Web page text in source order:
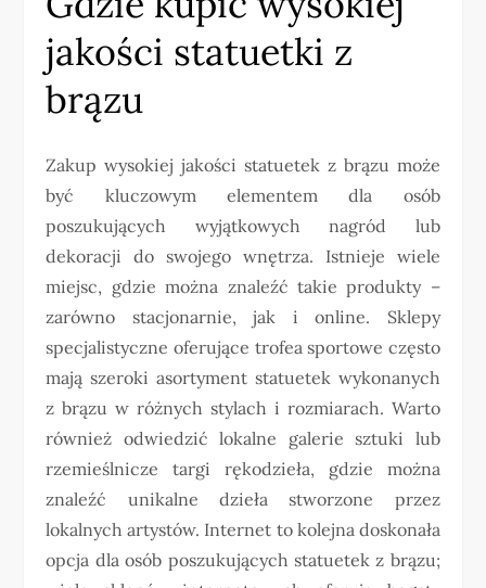
jakości statuetki z
brązu
Zakup wysokiej jakości statuetek z brązu może
być kluczowym elementem dla osób
poszukujących wyjątkowych nagród lub
dekoracji do swojego wnętrza. Istnieje wiele
miejsc, gdzie można znaleźć takie produkty –
zarówno stacjonarnie, jak i online. Sklepy
specjalistyczne oferujące trofea sportowe często
mają szeroki asortyment statuetek wykonanych
z brązu w różnych stylach i rozmiarach. Warto
również odwiedzić lokalne galerie sztuki lub
rzemieślnicze targi rękodzieła, gdzie można
znaleźć unikalne dzieła stworzone przez
lokalnych artystów. Internet to kolejna doskonała
opcja dla osób poszukujących statuetek z brązu;